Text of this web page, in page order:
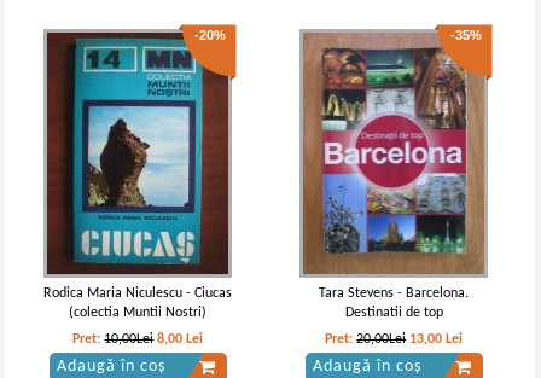
-20%
Rodica Maria Niculescu - Ciucas
(colectia Muntii Nostri)
Pret:10,00Lei 8,00 Lei
Adaugă în coș
-35%
Tara Stevens - Barcelona.
Destinatii de top
Pret:20,00Lei 13,00 Lei
Adaugă în coș